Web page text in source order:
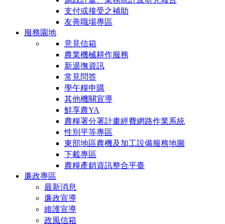
支付或接受之補助
友善職場專區
服務園地
意見信箱
農業機械耕作服務
新退撫資訊
常見問答
學午糧申購
其他機關宣導
鮮享農YA
農糧署分署計畫經費網路作業系統
性別平等專區
東部地區農機及加工設備服務地圖
下載專區
農糧產銷資訊整合平臺
廉政專區
最新消息
廉政宣導
維護宣導
政風信箱